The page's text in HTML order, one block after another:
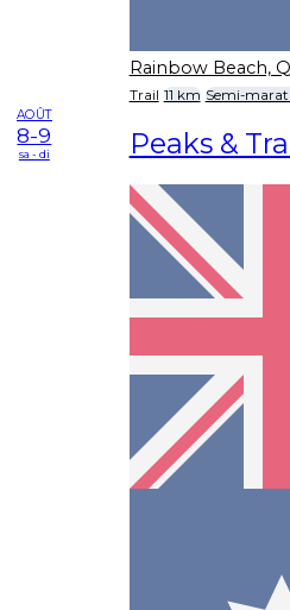
Rainbow Beach,
Trail 11 km Semi-
AOÛT
8-9
sa - di Peaks &